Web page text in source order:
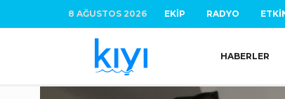
8 AĞUSTOS 2026 EKIP RADYO
HABERLER